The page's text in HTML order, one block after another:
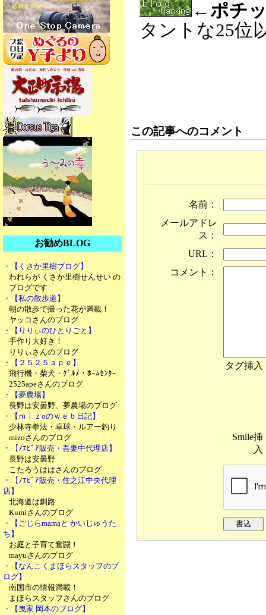
お勧めBLOG
・【くさか里樹ブログ】
われらが くさか里樹せんせい の
ブログです
・【私の散歩道】
朝の散歩で撮った花が満載！
ヤッコさんのブログ
・【りりぃのひとりごと】
手作り大好き！
りりぃさんのブログ
・【２５２５ａｐｅ】
飛行機・柴犬・ｸﾞﾙﾒ・ﾎｰﾑｾﾝﾀｰ
2525apeさんのブログ
・【夢農場】
長野は安曇野、夢農場のブログ
・【ｍｉｚoのｗｅｂ日記】
少林寺拳法・卓球・ルアー釣り
mizoさんのブログ
・【ﾉｴﾋﾞｱ販売・吾妻中代理店】
長野は安曇野
こたろうははさんのブログ
・【ﾉｴﾋﾞｱ販売・住之江中央代理
店】
北海道は釧路
Kumiさんのブログ
・【ごじらmamaと かいじゅうた
ち】
お庭と子育て奮闘！
mayuさんのブログ
・【なんこくまほらスタッフのブ
ログ】
南国市の情報満載！
まほらスタッフさんのブログ
・【曳家 岡本のブログ】
←ポチ
タントな25位
この記事へのコメント
名前：
メールアドレ
ス：
URL：
コメント：
タグ挿入
Smile挿
入